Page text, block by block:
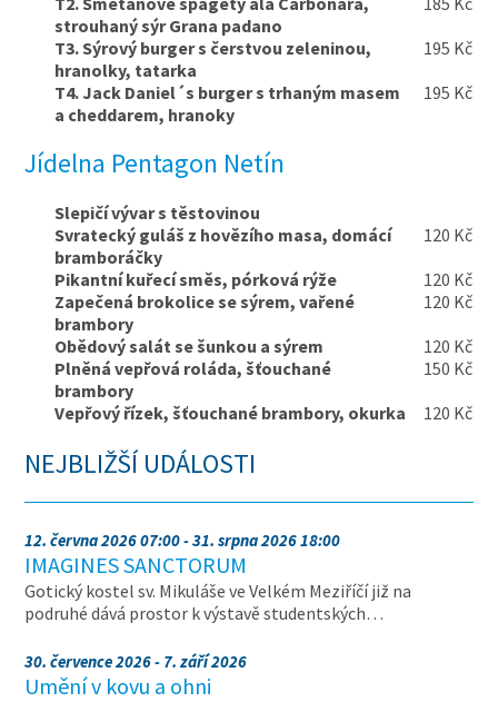
strouhaný sýr Grana padano
T3. Sýrový burger s čerstvou zeleninou,
hranolky, tatarka
195 Kč
T4. Jack Daniel´s burger s trhaným masem
a cheddarem, hranoky
195 Kč
Jídelna Pentagon Netín
Slepičí vývar s těstovinou
Svratecký guláš z hovězího masa, domácí
bramboráčky
120 Kč
Pikantní kuřecí směs, pórková rýže
120 Kč
Zapečená brokolice se sýrem, vařené
brambory
120 Kč
Obědový salát se šunkou a sýrem
120 Kč
Plněná vepřová roláda, šťouchané
brambory
150 Kč
Vepřový řízek, šťouchané brambory, okurka
120 Kč
NEJBLIŽŠÍ UDÁLOSTI
12. června 2026 07:00 - 31. srpna 2026 18:00
IMAGINES SANCTORUM
Gotický kostel sv. Mikuláše ve Velkém Meziříčí již na
podruhé dává prostor k výstavě studentských…
30. července 2026 - 7. září 2026
Umění v kovu a ohni